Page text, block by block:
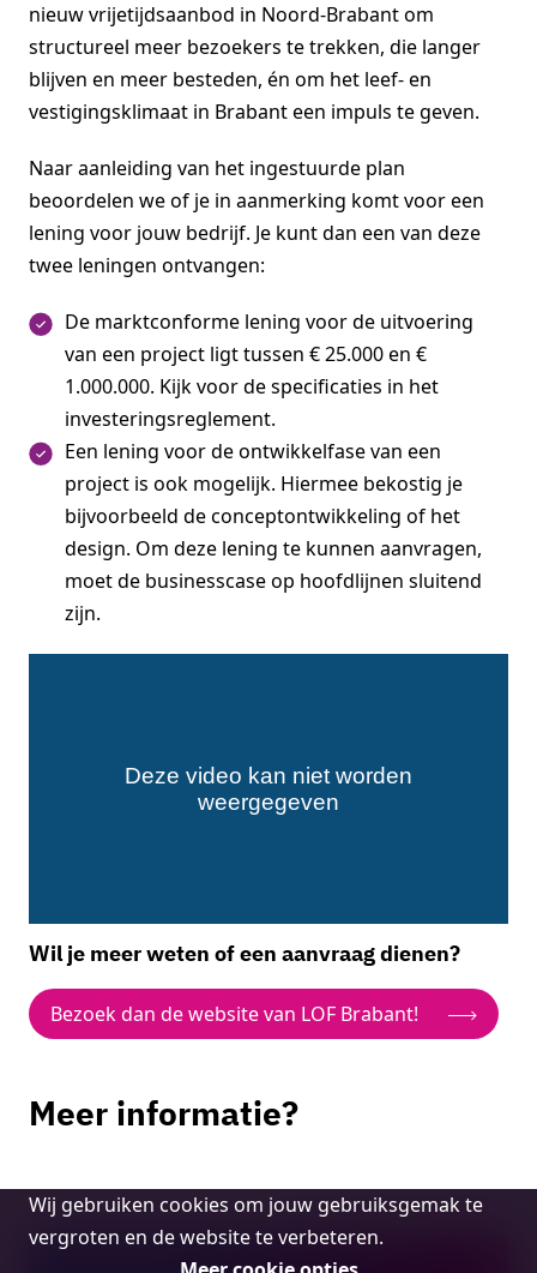
Cookie
melding
Wij gebruiken cookies om jouw gebruiksgemak te
vergroten en de website te verbeteren.
nieuw vrijetijdsaanbod in Noord-Brabant om
structureel meer bezoekers te trekken, die langer
blijven en meer besteden, én om het leef- en
vestigingsklimaat in Brabant een impuls te geven.
Naar aanleiding van het ingestuurde plan
beoordelen we of je in aanmerking komt voor een
lening voor jouw bedrijf. Je kunt dan een van deze
twee leningen ontvangen:
De marktconforme lening voor de uitvoering
van een project ligt tussen € 25.000 en €
1.000.000. Kijk voor de specificaties in het
investeringsreglement.
Een lening voor de ontwikkelfase van een
project is ook mogelijk. Hiermee bekostig je
bijvoorbeeld de conceptontwikkeling of het
design. Om deze lening te kunnen aanvragen,
moet de businesscase op hoofdlijnen sluitend
zijn.
Wil je meer weten of een aanvraag dienen?
Bezoek dan de website van LOF Brabant!
Meer informatie?
Joost Melis
Programmamanager Leisure
Neem contact op